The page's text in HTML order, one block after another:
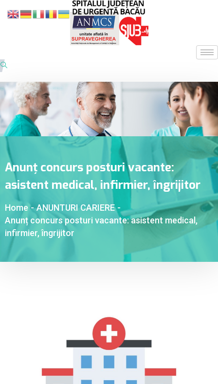
Anunț concurs posturi vacante:
asistent medical, infirmier, îngrijitor
Home - ANUNTURI CARIERE -
Anunț concurs posturi vacante: asistent medical,
infirmier, îngrijitor